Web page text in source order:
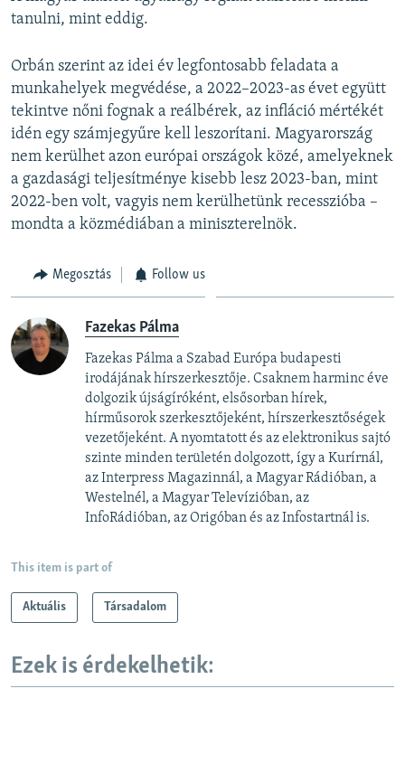
tanulni, mint eddig.
Orbán szerint az idei év legfontosabb feladata a
munkahelyek megvédése, a 2022–2023-as évet együtt
tekintve nőni fognak a reálbérek, az infláció mértékét
idén egy számjegyűre kell leszorítani. Magyarország
nem kerülhet azon európai országok közé, amelyeknek
a gazdasági teljesítménye kisebb lesz 2023-ban, mint
2022-ben volt, vagyis nem kerülhetünk recesszióba –
mondta a közmédiában a miniszterelnök.
Megosztás Follow us
Fazekas Pálma
Fazekas Pálma a Szabad Európa budapesti
irodájának hírszerkesztője. Csaknem harminc éve
dolgozik újságíróként, elsősorban hírek,
hírműsorok szerkesztőjeként, hírszerkesztőségek
vezetőjeként. A nyomtatott és az elektronikus sajtó
szinte minden területén dolgozott, így a Kurírnál,
az Interpress Magazinnál, a Magyar Rádióban, a
Westelnél, a Magyar Televízióban, az
InfoRádióban, az Origóban és az Infostartnál is.
This item is part of
Aktuális Társadalom
Ezek is érdekelhetik: